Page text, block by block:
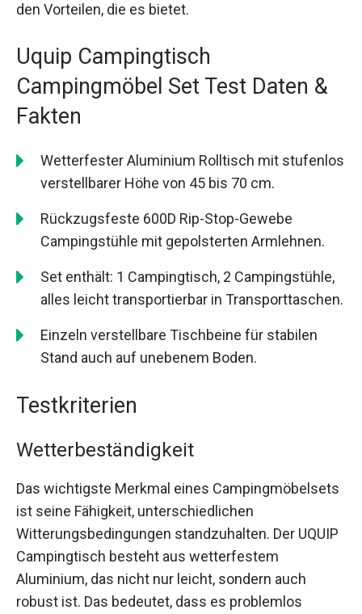
den Vorteilen, die es bietet.
Uquip Campingtisch
Campingmöbel Set Test Daten &
Fakten
Wetterfester Aluminium Rolltisch mit stufenlos
verstellbarer Höhe von 45 bis 70 cm.
Rückzugsfeste 600D Rip-Stop-Gewebe
Campingstühle mit gepolsterten Armlehnen.
Set enthält: 1 Campingtisch, 2 Campingstühle,
alles leicht transportierbar in Transporttaschen.
Einzeln verstellbare Tischbeine für stabilen
Stand auch auf unebenem Boden.
Testkriterien
Wetterbeständigkeit
Das wichtigste Merkmal eines Campingmöbelsets
ist seine Fähigkeit, unterschiedlichen
Witterungsbedingungen standzuhalten. Der UQUIP
Campingtisch besteht aus wetterfestem
Aluminium, das nicht nur leicht, sondern auch
robust ist. Das bedeutet, dass es problemlos